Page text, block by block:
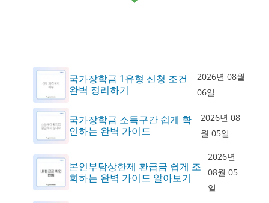
국가장학금 1유형 신청 조건
완벽 정리하기
2026년 08월
06일
국가장학금 소득구간 쉽게 확
인하는 완벽 가이드
2026년 08
월 05일
본인부담상한제 환급금 쉽게 조
회하는 완벽 가이드 알아보기
2026년
08월 05
일